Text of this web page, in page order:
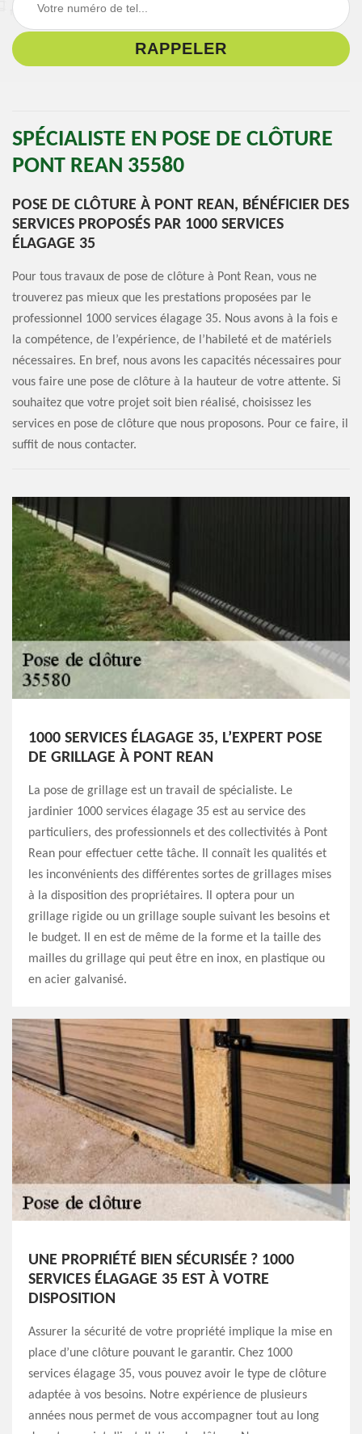
SPÉCIALISTE EN POSE DE CLÔTURE
PONT REAN 35580
POSE DE CLÔTURE À PONT REAN, BÉNÉFICIER DES
SERVICES PROPOSÉS PAR 1000 SERVICES
ÉLAGAGE 35
Pour tous travaux de pose de clôture à Pont Rean, vous ne
trouverez pas mieux que les prestations proposées par le
professionnel 1000 services élagage 35. Nous avons à la fois e
la compétence, de l’expérience, de l’habileté et de matériels
nécessaires. En bref, nous avons les capacités nécessaires pour
vous faire une pose de clôture à la hauteur de votre attente. Si
souhaitez que votre projet soit bien réalisé, choisissez les
services en pose de clôture que nous proposons. Pour ce faire, il
suffit de nous contacter.
1000 SERVICES ÉLAGAGE 35, L’EXPERT POSE
DE GRILLAGE À PONT REAN
La pose de grillage est un travail de spécialiste. Le
jardinier 1000 services élagage 35 est au service des
particuliers, des professionnels et des collectivités à Pont
Rean pour effectuer cette tâche. Il connaît les qualités et
les inconvénients des différentes sortes de grillages mises
à la disposition des propriétaires. Il optera pour un
grillage rigide ou un grillage souple suivant les besoins et
le budget. Il en est de même de la forme et la taille des
mailles du grillage qui peut être en inox, en plastique ou
en acier galvanisé.
UNE PROPRIÉTÉ BIEN SÉCURISÉE ? 1000
SERVICES ÉLAGAGE 35 EST À VOTRE
DISPOSITION
Assurer la sécurité de votre propriété implique la mise en
place d’une clôture pouvant le garantir. Chez 1000
services élagage 35, vous pouvez avoir le type de clôture
adaptée à vos besoins. Notre expérience de plusieurs
années nous permet de vous accompagner tout au long